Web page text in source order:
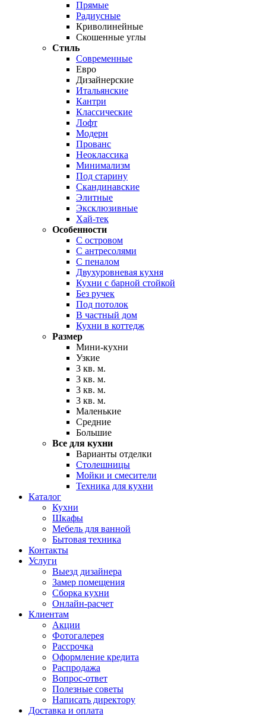
Прямые
Радиусные
Криволинейные
Скошенные углы
Стиль
Современные
Евро
Дизайнерские
Итальянские
Кантри
Классические
Лофт
Модерн
Прованс
Неоклассика
Минимализм
Под старину
Скандинавские
Элитные
Эксклюзивные
Хай-тек
Особенности
С островом
С антресолями
С пеналом
Двухуровневая кухня
Кухни с барной стойкой
Без ручек
Под потолок
В частный дом
Кухни в коттедж
Размер
Мини-кухни
Узкие
3 кв. м.
3 кв. м.
3 кв. м.
3 кв. м.
Маленькие
Средние
Большие
Все для кухни
Варианты отделки
Столешницы
Мойки и смесители
Техника для кухни
Каталог
Кухни
Шкафы
Мебель для ванной
Бытовая техника
Контакты
Услуги
Выезд дизайнера
Замер помещения
Сборка кухни
Онлайн-расчет
Клиентам
Акции
Фотогалерея
Рассрочка
Оформление кредита
Распродажа
Вопрос-ответ
Полезные советы
Написать директору
Доставка и оплата